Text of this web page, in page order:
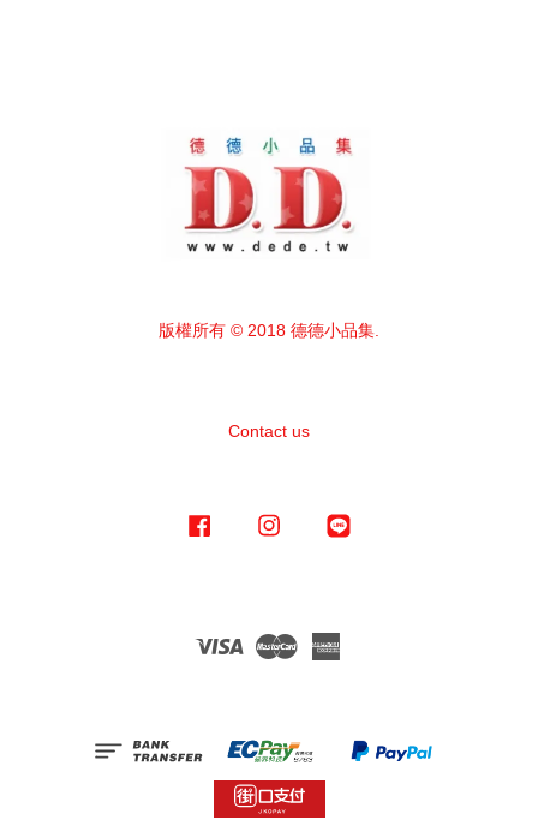
版權所有 © 2018 德德小品集.
Contact us
Facebook Instagram
Visa Master